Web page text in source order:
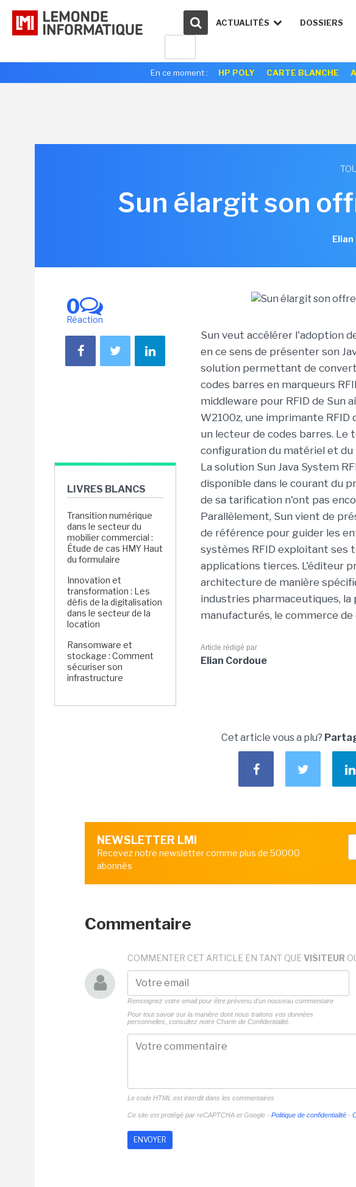
ACTUALITÉS DOSSIERS
En ce moment : HP POLY CARTE BLANCHE
Sun élargit son
0
Réaction
LIVRES BLANCS
Transition numérique
dans le secteur du
mobilier commercial :
Étude de cas HMY Haut
du formulaire
Innovation et
transformation : Les
défis de la digitalisation
dans le secteur de la
location
Ransomware et
stockage : Comment
sécuriser son
infrastructure
Sun veut accélérer l'adoption
en ce sens de présenter son
solution permettant de
codes barres en marqueurs
middleware pour RFID de Sun
W2100z, une imprimante
un lecteur de codes barres. Le
configuration du matériel et
La solution Sun Java System
disponible dans le courant du
de sa tarification n'ont pas
Parallèlement, Sun vient de
de référence pour guider les
systèmes RFID exploitant ses
applications tierces. L'éditeur
architecture de manière
industries pharmaceutiques,
manufacturés, le commerce de
Article rédigé par
Elian Cordoue
Cet article vous a plu?
NEWSLETTER LMI
Recevez notre newsletter comme plus de 50000
abonnés
Commentaire
COMMENTER CET ARTICLE EN TANT QUE VISITEUR
Renseignez votre email pour être prévenu d'un nouveau commentaire
Pour tout savoir sur la manière dont nous traitons vos données
personnelles, consultez notre Charte de Confidentialité.
Le code HTML est interdit dans les commentaires
Ce site est protégé par reCAPTCHA et Google - Politique de confidentialité -